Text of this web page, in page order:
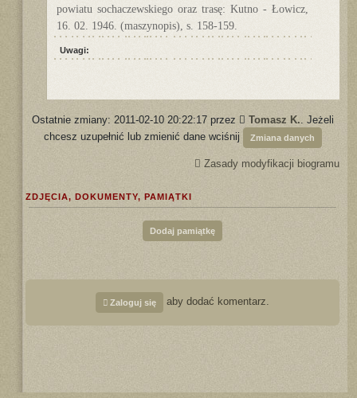
powiatu sochaczewskiego oraz trasę: Kutno - Łowicz,
16. 02. 1946. (maszynopis), s. 158-159.
Uwagi:
Ostatnie zmiany: 2011-02-10 20:22:17 przez Tomasz K.. Jeżeli
chcesz uzupełnić lub zmienić dane wciśnij
Zmiana danych
Zasady modyfikacji biogramu
ZDJĘCIA, DOKUMENTY, PAMIĄTKI
Dodaj pamiątkę
Zaloguj się aby dodać komentarz.